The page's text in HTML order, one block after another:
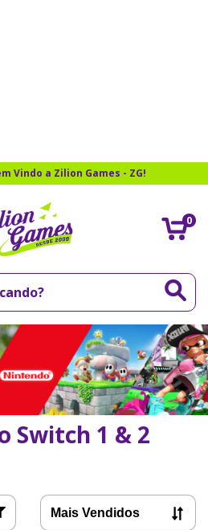
Vindo a Zilion Games - ZG!
0
Switch 1 & 2